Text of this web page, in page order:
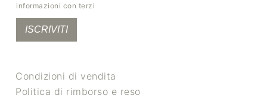
informazioni con terzi
ISCRIVITI
Condizioni di vendita
Politica di rimborso e reso